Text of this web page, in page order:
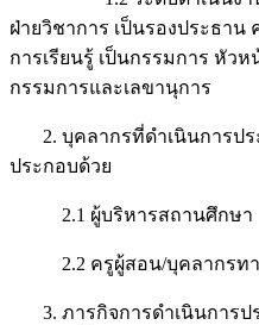
ฝ่ายวิชาการ เป็นรองประธา
การเรียนรู้ เป็นกรรมการ หัว
กรรมการและเลขานุการ
2. บุคลากรที่ดำเนินการป
ประกอบด้วย
2.1 ผู้บริหารสถานศึกษา
2.2 ครูผู้สอน/บุคลากรทา
3. ภารกิจการดำเนินการป